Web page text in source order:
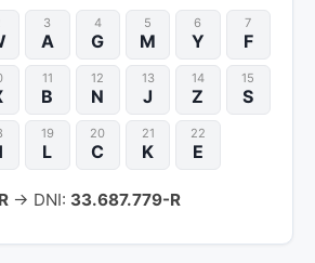
3
A
4
G
5
M
6
Y
7
F
11
B
12
N
13
J
14
Z
15
S
19
L
20
C
21
K
22
E
R → DNI: 33.687.779-R